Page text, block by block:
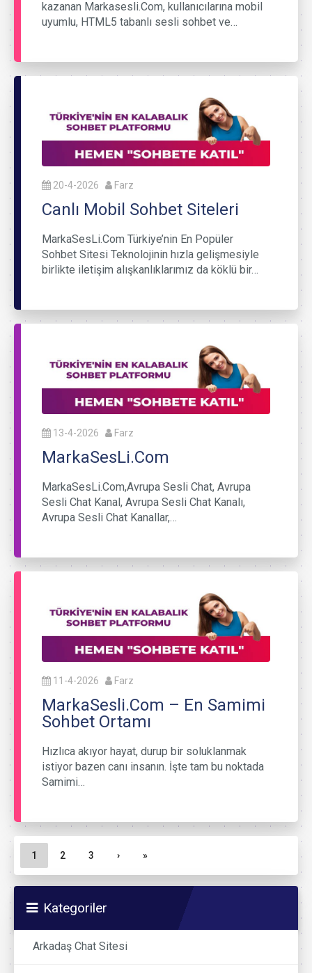
kazanan Markasesli.Com, kullanıcılarına mobil
uyumlu, HTML5 tabanlı sesli sohbet ve…
20-4-2026 Farz
Canlı Mobil Sohbet Siteleri
MarkaSesLi.Com Türkiye’nin En Popüler
Sohbet Sitesi Teknolojinin hızla gelişmesiyle
birlikte iletişim alışkanlıklarımız da köklü bir…
13-4-2026 Farz
MarkaSesLi.Com
MarkaSesLi.Com,Avrupa Sesli Chat, Avrupa
Sesli Chat Kanal, Avrupa Sesli Chat Kanalı,
Avrupa Sesli Chat Kanallar,…
11-4-2026 Farz
MarkaSesli.Com – En Samimi
Sohbet Ortamı
Hızlıca akıyor hayat, durup bir soluklanmak
istiyor bazen canı insanın. İşte tam bu noktada
Samimi…
Sayfa gezinme
Geçerli Sayfa
1 Sayfa
2 Sayfa
3 › »
Kategoriler
Arkadaş Chat Sitesi